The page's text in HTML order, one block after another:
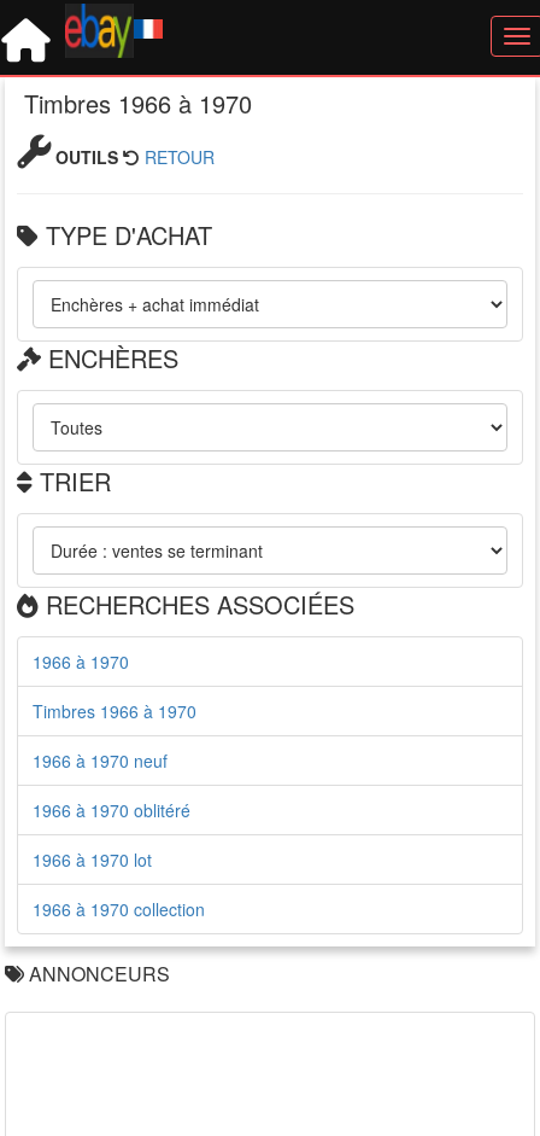
Timbres 1966 à 1970
OUTILS RETOUR
TYPE D'ACHAT
ENCHÈRES
TRIER
RECHERCHES ASSOCIÉES
1966 à 1970
Timbres 1966 à 1970
1966 à 1970 neuf
1966 à 1970 oblitéré
1966 à 1970 lot
1966 à 1970 collection
ANNONCEURS